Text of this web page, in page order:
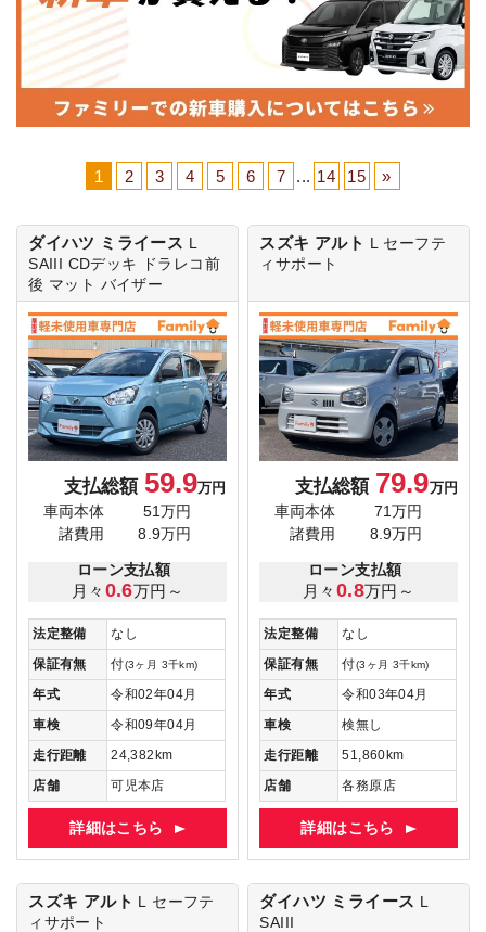
1 2 3 4 5 6 7 ... 14 15 »
ダイハツ ミライース
SAIII
CDデッキ ドラレコ前
後 マット バイザー
支払総額 59.9万円
車両本体
51万円
諸費用
8.9万円
ローン支払額
月々 0.6万円～
法定整備
なし
保証有無
付(3ヶ月 3千km)
年式
令和02年04月
車検
令和09年04月
走行距離
24,382km
店舗
可児本店
詳細はこちら
スズキ アルト
セーフテ
ィサポート
支払総額 79.9万円
車両本体
71万円
諸費用
8.9万円
ローン支払額
月々 0.8万円～
法定整備
なし
保証有無
付(3ヶ月 3千km)
年式
令和03年04月
車検
検無し
走行距離
51,860km
店舗
各務原店
詳細はこちら
スズキ アルト
セーフテ
ィサポート
ダイハツ ミライース
SAIII